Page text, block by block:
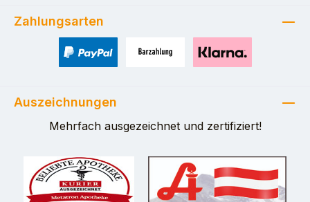
Zahlungsarten
Auszeichnungen
Mehrfach ausgezeichnet und zertifiziert!